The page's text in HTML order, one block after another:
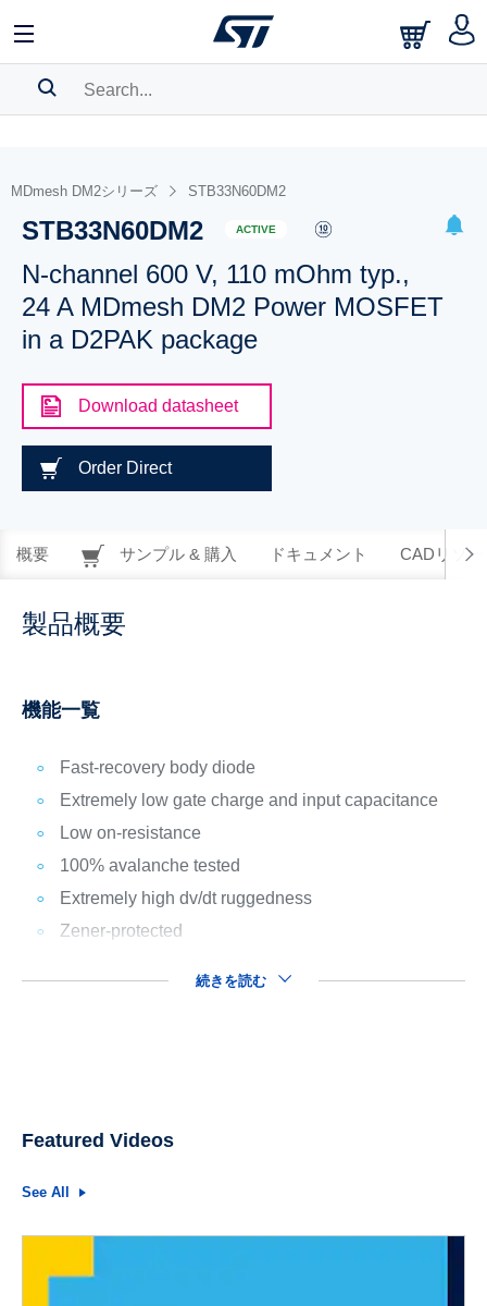
BOOKMARK
Pleaselog into show your saved searches.
MDmesh DM2シリーズ STB33N60DM2
STB33N60DM2 ACTIVE
N-channel 600 V, 110 mOhm typ.,
24 A MDmesh DM2 Power MOSFET
in a D2PAK package
Download datasheet
Order Direct
概要 サンプル & 購入 ドキュメント CADリソー
製品概要
機能一覧
Fast-recovery body diode
Extremely low gate charge and input capacitance
Low on-resistance
100% avalanche tested
Extremely high dv/dt ruggedness
Zener-protected
続きを読む
Featured Videos
See All